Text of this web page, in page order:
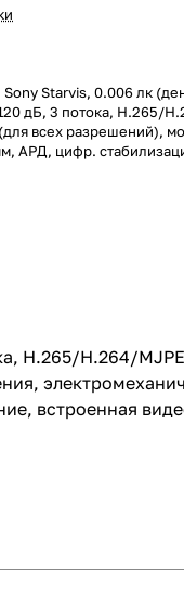
Starvis, 0.006 лк
дБ, 3 потока, H.265/
всех разрешений),
АРД, цифр.
ИК-фильтр, ИК-
(до 128 ГБ), IP67, от -40
H.265/H.264/
встроенная